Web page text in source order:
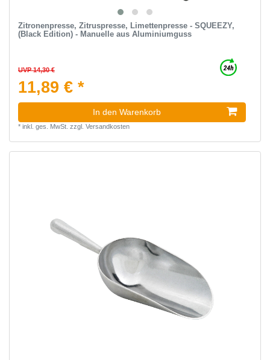
Zitronenpresse, Zitruspresse, Limettenpresse - SQUEEZY,
(Black Edition) - Manuelle aus Aluminiumguss
UVP 14,30 €
11,89 € *
In den Warenkorb
* inkl. ges. MwSt. zzgl. Versandkosten